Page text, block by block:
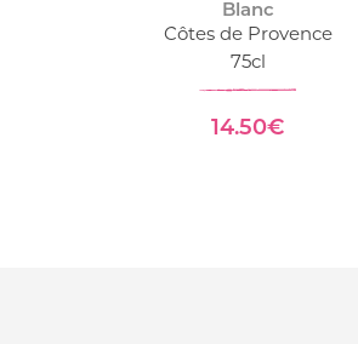
Blanc
Côtes de Provence
75cl
14.50€